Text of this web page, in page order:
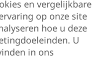
en vergelijkbare
op onze site
hoe u deze
U
in ons